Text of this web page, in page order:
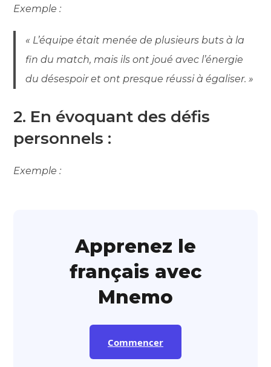
Exemple :
« L’équipe était menée de plusieurs buts à la
fin du match, mais ils ont joué avec l’énergie
du désespoir et ont presque réussi à égaliser. »
2. En évoquant des défis
personnels :
Exemple :
Apprenez le
français avec
Mnemo
Commencer